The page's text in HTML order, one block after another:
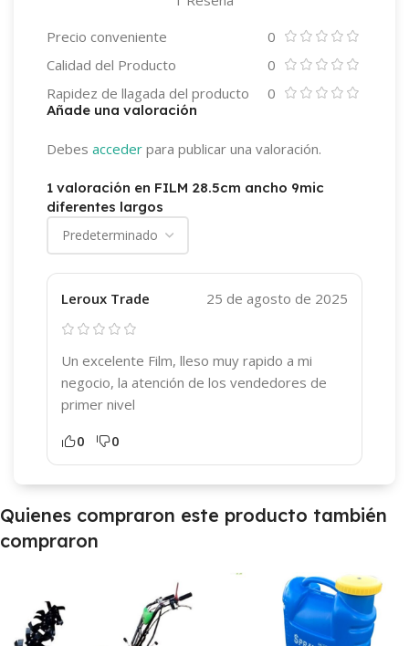
Precio conveniente
0
Calidad del Producto
0
Rapidez de llagada del producto
0
1 valoración en FILM 28.5cm ancho 9mic
diferentes largos
Leroux Trade 25 de agosto de 2025
Un excelente Film, lleso muy rapido a mi
negocio, la atención de los vendedores de
primer nivel
0 0
Añade una valoración
Debes acceder para publicar una valoración.
Quienes compraron este producto también
compraron